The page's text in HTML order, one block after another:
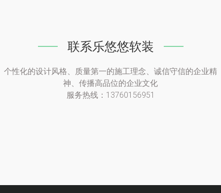
联系乐悠悠软装
个性化的设计风格、质量第一的施工理念、诚信守信的企业精
神、传播高品位的企业文化
服务热线：13760156951